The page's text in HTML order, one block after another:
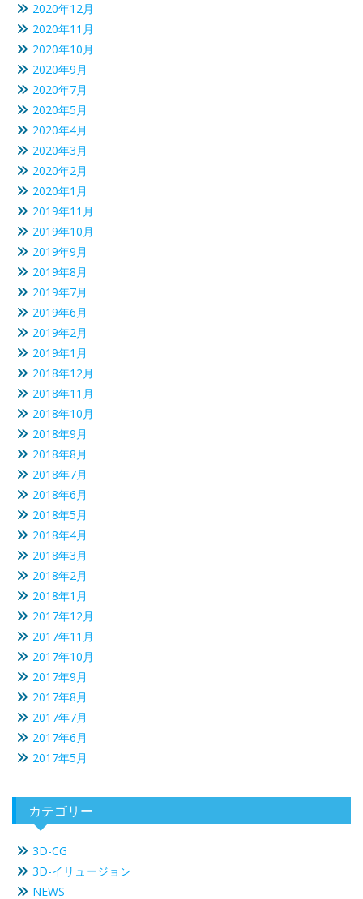
2020年12月
2020年11月
2020年10月
2020年9月
2020年7月
2020年5月
2020年4月
2020年3月
2020年2月
2020年1月
2019年11月
2019年10月
2019年9月
2019年8月
2019年7月
2019年6月
2019年2月
2019年1月
2018年12月
2018年11月
2018年10月
2018年9月
2018年8月
2018年7月
2018年6月
2018年5月
2018年4月
2018年3月
2018年2月
2018年1月
2017年12月
2017年11月
2017年10月
2017年9月
2017年8月
2017年7月
2017年6月
2017年5月
カテゴリー
3D-CG
3D-イリュージョン
NEWS